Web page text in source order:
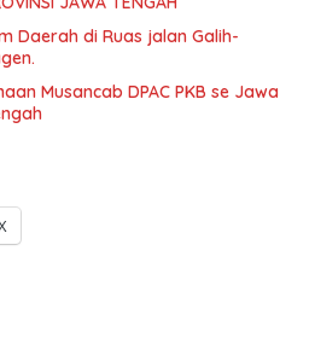
Daerah di Ruas jalan Galih-
Musancab DPAC PKB se Jawa